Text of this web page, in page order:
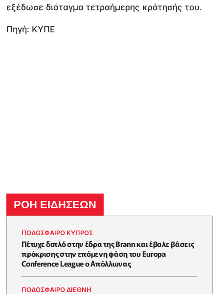
εξέδωσε διάταγμα τετραήμερης κράτησής του.
Πηγή: ΚΥΠΕ
ΡΟΗ ΕΙΔΗΣΕΩΝ
ΠΟΔΟΣΦΑΙΡΟ ΚΥΠΡΟΣ
Πέτυχε διπλό στην έδρα της Brann και έβαλε βάσεις
πρόκρισης στην επόμενη φάση του Europa
Conference League ο Απόλλωνας
ΠΟΔΟΣΦΑΙΡΟ ΔΙΕΘΝΗ